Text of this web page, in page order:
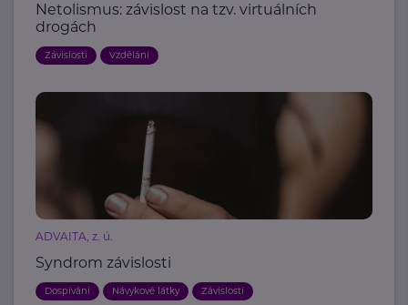
Netolismus: závislost na tzv. virtuálních
drogách
Závislosti Vzdělání
ADVAITA, z. ú.
Syndrom závislosti
Dospívání Návykové látky Závislosti